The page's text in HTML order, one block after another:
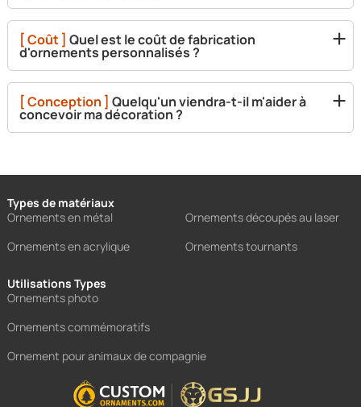
[ Coût ] Quel est le coût de fabrication
d'ornements personnalisés ?
[ Conception ] Quelqu'un viendra-t-il m'aider à
concevoir ma décoration ?
Types de matériaux
Ornements en métal
Ornements découpés au laser
Ornements en acrylique
Ornements tournants
Utilisations Types
Ornements photo
Ornements commémoratifs
Ornement pour animaux de compagnie